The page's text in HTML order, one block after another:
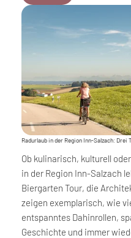
Radurlaub in der Region Inn-Salzach: Drei
Ob kulinarisch, kulturell
in der Region Inn-Salzach
Biergarten Tour, die
zeigen exemplarisch, wie
entspanntes Dahinrollen,
Geschichte und immer